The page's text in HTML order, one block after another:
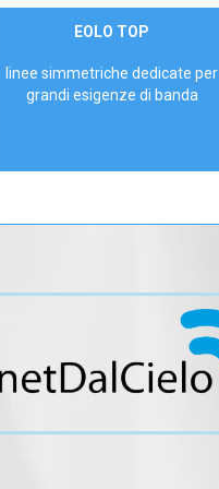
ContattaciEOLO TOP
linee simmetriche dedicate per
grandi esigenze di banda